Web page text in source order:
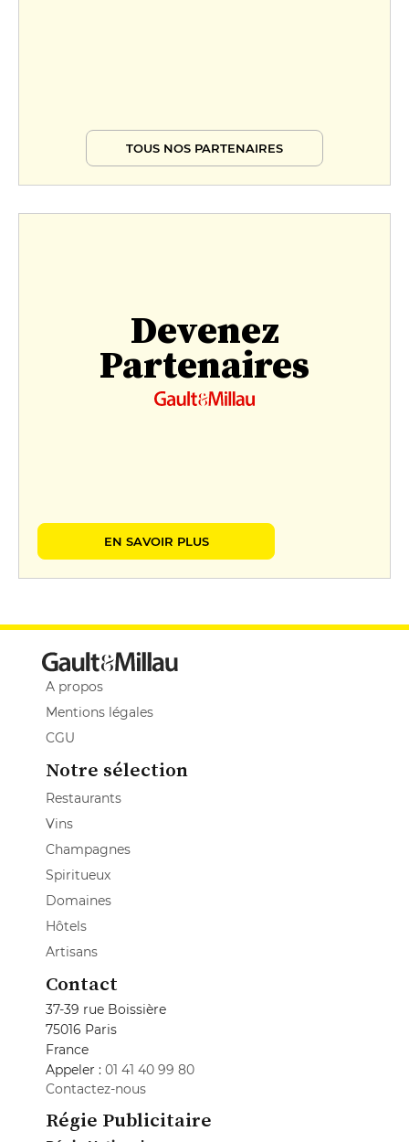
TOUS NOS PARTENAIRES
Devenez
Partenaires
EN SAVOIR PLUS
A propos
Mentions légales
CGU
Notre sélection
Restaurants
Vins
Champagnes
Spiritueux
Domaines
Hôtels
Artisans
Contact
37-39 rue Boissière
75016 Paris
France
Appeler : 01 41 40 99 80
Contactez-nous
Régie Publicitaire